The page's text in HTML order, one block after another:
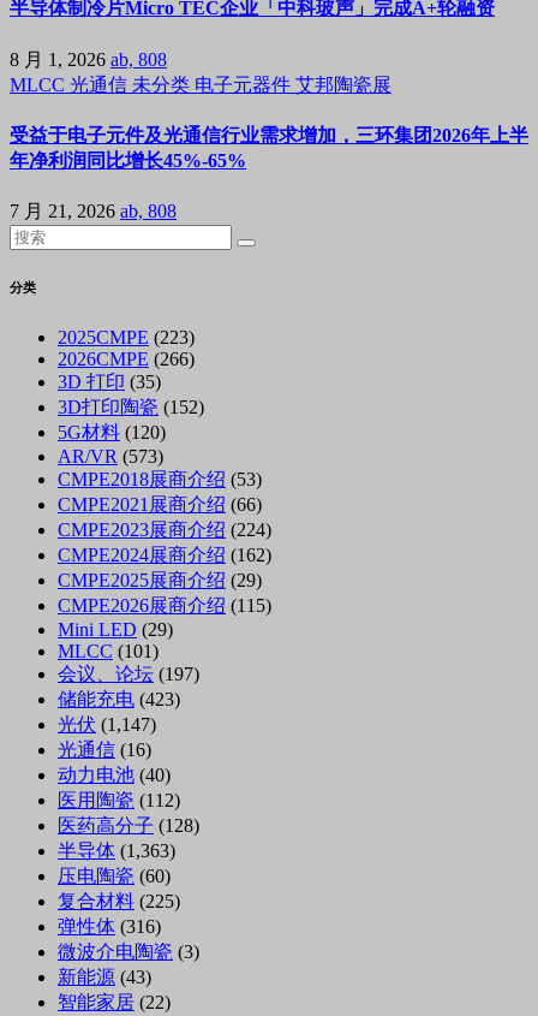
半导体制冷片Micro TEC企业「中科玻声」完成A+轮融资
8 月 1, 2026 ab, 808
MLCC 光通信 未分类 电子元器件 艾邦陶瓷展
受益于电子元件及光通信行业需求增加，三环集团2026年上半
年净利润同比增长45%-65%
7 月 21, 2026 ab, 808
分类
2025CMPE (223)
2026CMPE (266)
3D 打印 (35)
3D打印陶瓷 (152)
5G材料 (120)
AR/VR (573)
CMPE2018展商介绍 (53)
CMPE2021展商介绍 (66)
CMPE2023展商介绍 (224)
CMPE2024展商介绍 (162)
CMPE2025展商介绍 (29)
CMPE2026展商介绍 (115)
Mini LED (29)
MLCC (101)
会议、论坛 (197)
储能充电 (423)
光伏 (1,147)
光通信 (16)
动力电池 (40)
医用陶瓷 (112)
医药高分子 (128)
半导体 (1,363)
压电陶瓷 (60)
复合材料 (225)
弹性体 (316)
微波介电陶瓷 (3)
新能源 (43)
智能家居 (22)